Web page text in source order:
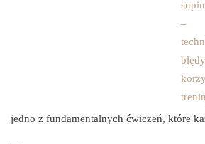
jedno z fundamentalnych ćwiczeń, które